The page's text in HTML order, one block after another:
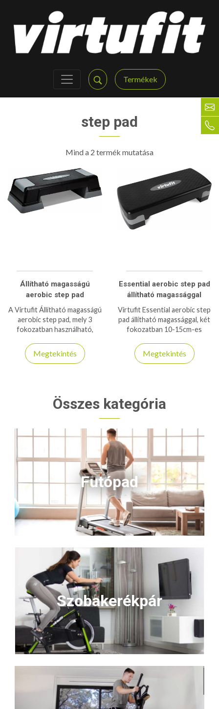
Termékek
step pad
Mind a 2 termék mutatása
Állítható magasságú
aerobic step pad
A Virtufit Állítható magasságú
aerobic step pad, mely 3
fokozatban használható,
lehetőségeket biztosít
otthonában, kis súllyal
Megtekintés
Essential aerobic step pad
állítható magassággal
Virtufit Essential aerobic step
pad állítható magassággal, két
fokozatban 10-15cm-es
150kg-os teherbírással
rendelkezik.
Megtekintés
Összes kategória
Futópad
Szobakerékpár